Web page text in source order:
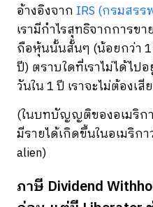
อ้างอิงจาก IRS (กรมสร
เรามีกำไรสุทธิจากการขา
ถือหุ้นนั้นสั้นๆ (น้อยกว่า
ปี) ตราบใดที่เราไม่ได้ไป
วันใน 1 ปี เราจะไม่ต้องเ
(ในบทบัญญติของอเมริกา
มีรายได้เกิดขึ้นในอเมริกา
alien)
ภาษี Dividend